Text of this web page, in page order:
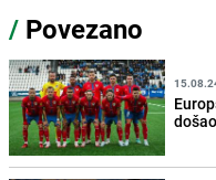
/ Povezano